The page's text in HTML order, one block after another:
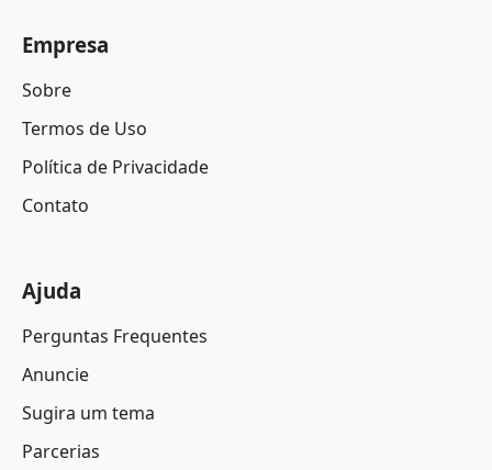
Empresa
Sobre
Termos de Uso
Política de Privacidade
Contato
Ajuda
Perguntas Frequentes
Anuncie
Sugira um tema
Parcerias